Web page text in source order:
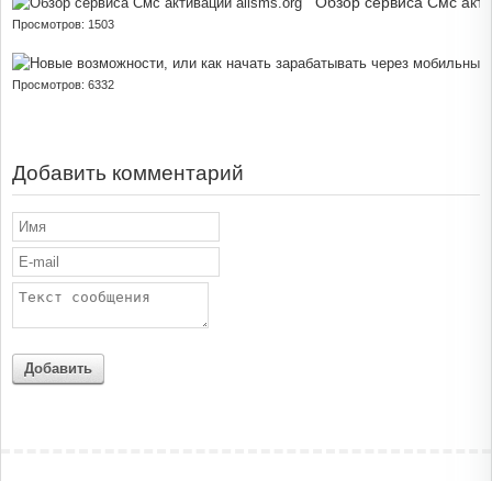
Просмотров: 1503
Просмотров: 6332
Добавить комментарий
Добавить